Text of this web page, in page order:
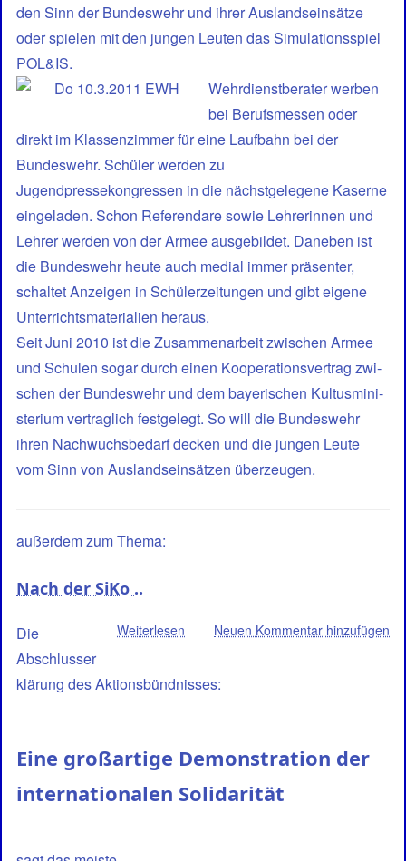
den Sinn der Bundeswehr und ihrer Aus­lands­einsätze
oder spielen mit den jungen Leuten das Simula­tionsspiel
POL&IS.
Wehrdienst­berater werben
bei Berufsmessen oder
direkt im Klassenzimmer für eine Lauf­bahn bei der
Bundeswehr. Schüler werden zu
Jugendpressekongressen in die nächstge­legene Kaserne
eingeladen. Schon Referendare sowie Lehrerinnen und
Lehrer werden von der Armee ausge­bil­det. Daneben ist
die Bund­es­wehr heute auch medial immer präsenter,
schaltet Anzeigen in Schü­ler­zeitungen und gibt eigene
Unterrichts­ma­teria­lien heraus.
Seit Juni 2010 ist die Zusam­menarbeit zwi­schen Armee
und Schu­len sogar durch einen Koope­ra­tions­vertrag zwi­
schen der Bun­deswehr und dem bayer­ischen Kultus­mini­
sterium vertraglich festge­legt. So will die Bundes­wehr
ihren Nach­wuchs­bedarf decken und die jungen Leute
vom Sinn von Auslands­ein­sätzen überzeugen.
außerdem zum Thema:
Nach der SiKo ..
Weiterlesen Neuen Kommentar hinzufügen
Die
Abschlusser
klärung des Aktionsbündnisses:
Eine großartige Demonstration der
internationalen Solidarität